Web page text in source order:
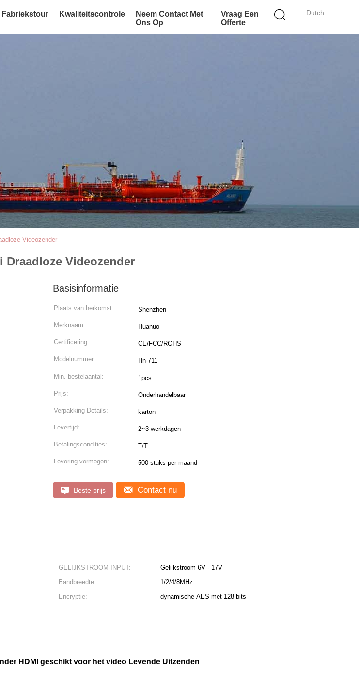
Dutch
Fabriekstour Kwaliteitscontrole
Neem Contact Met
Ons Op
Vraag Een
Offerte
Videozender
Draadloze Videozender
Basisinformatie
Plaats van herkomst: Shenzhen
Merknaam: Huanuo
Certificering: CE/FCC/ROHS
Modelnummer: Hn-711
Min. bestelaantal: 1pcs
Prijs: Onderhandelbaar
Verpakking Details: karton
Levertijd: 2~3 werkdagen
Betalingscondities: T/T
Levering vermogen: 500 stuks per maand
Beste prijs Contact nu
GELIJKSTROOM-INPUT:
Gelijkstroom 6V - 17V
Bandbreedte:
1/2/4/8MHz
Encryptie:
dynamische AES met 128 bits
HDMI geschikt voor het video Levende Uitzenden